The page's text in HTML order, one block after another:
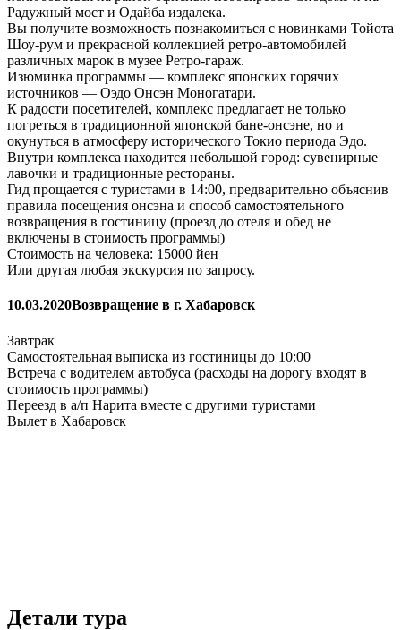
Радужный мост и Одайба издалека.
Вы получите возможность познакомиться с новинками Тойота
Шоу-рум и прекрасной коллекцией ретро-автомобилей
различных марок в музее Ретро-гараж.
Изюминка программы — комплекс японских горячих
источников — Оэдо Онсэн Моногатари.
К радости посетителей, комплекс предлагает не только
погреться в традиционной японской бане-онсэне, но и
окунуться в атмосферу исторического Токио периода Эдо.
Внутри комплекса находится небольшой город: сувенирные
лавочки и традиционные рестораны.
Гид прощается с туристами в 14:00, предварительно объяснив
правила посещения онсэна и способ самостоятельного
возвращения в гостиницу (проезд до отеля и обед не
включены в стоимость программы)
Стоимость на человека: 15000 йен
Или другая любая экскурсия по запросу.
10.03.2020Возвращение в г. Хабаровск
Завтрак
Самостоятельная выписка из гостиницы до 10:00
Встреча с водителем автобуса (расходы на дорогу входят в
стоимость программы)
Переезд в а/п Нарита вместе с другими туристами
Вылет в Хабаровск
Детали тура